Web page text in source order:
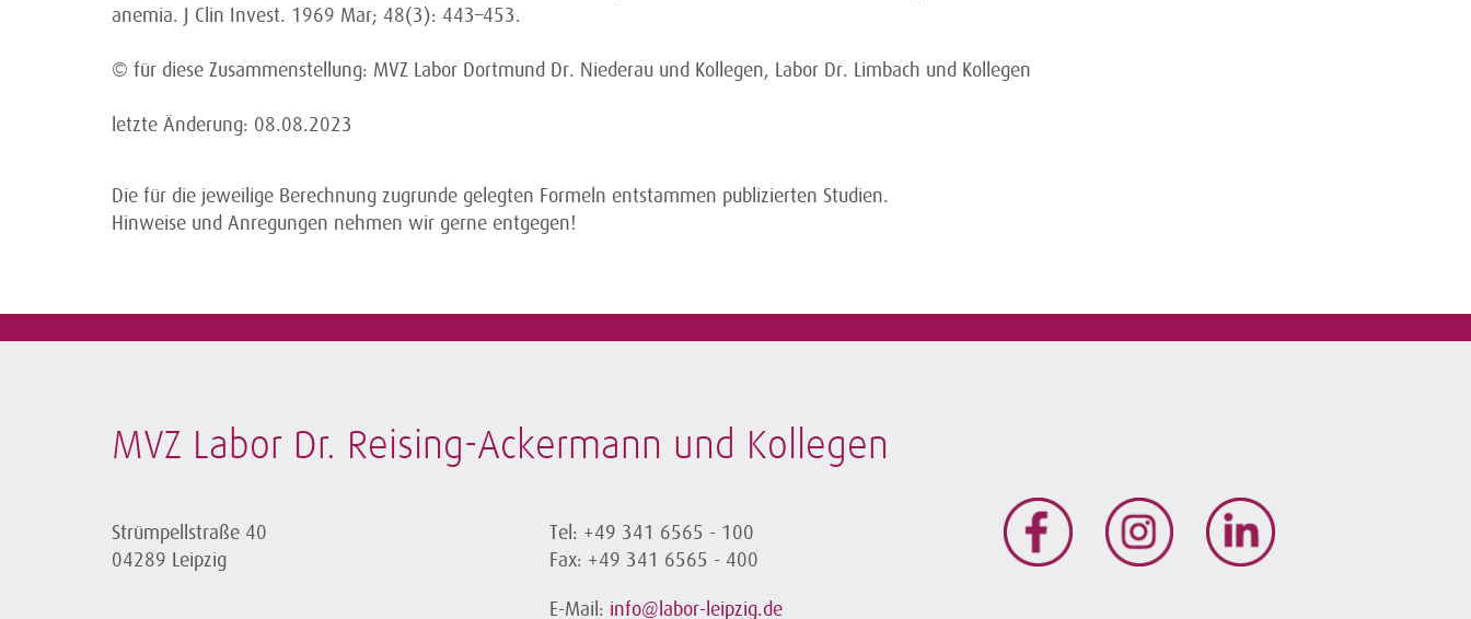
anemia. J Clin Invest. 1969 Mar; 48(3): 443–453.
© für diese Zusammenstellung: MVZ Labor Dortmund Dr. Niederau und Kollegen, Labor Dr. Limbach und Kollegen
letzte Änderung: 08.08.2023
Die für die jeweilige Berechnung zugrunde gelegten Formeln entstammen publizierten Studien.
Hinweise und Anregungen nehmen wir gerne entgegen!
MVZ Labor Dr. Reising-Ackermann und Kollegen
Strümpellstraße 40
04289 Leipzig
Tel: +49 341 6565 - 100
Fax: +49 341 6565 - 400
E-Mail: info@labor-leipzig.de